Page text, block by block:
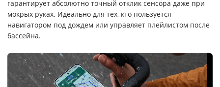
гарантирует абсолютно точный отклик сенсора даже при
мокрых руках. Идеально для тех, кто пользуется
навигатором под дождем или управляет плейлистом после
бассейна.